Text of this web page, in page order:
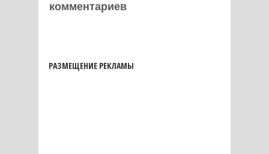
комментариев
РАЗМЕЩЕНИЕ РЕКЛАМЫ